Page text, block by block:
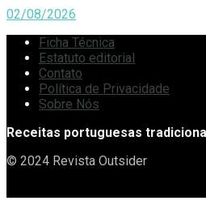
02/08/2026
Ficha Técnica
Estatuto editorial
Contato
Política de Privacidade
Sobre Nós
Receitas portuguesas
© 2024 Revista Outsider